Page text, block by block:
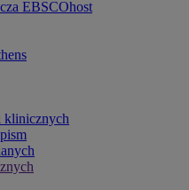
EBSCOhost
klinicznych